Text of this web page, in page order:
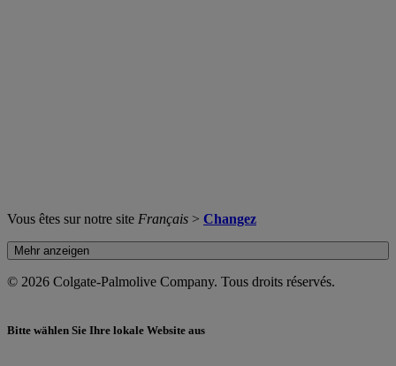
Vous êtes sur notre site Français > Changez
Mehr anzeigen
© 2026 Colgate-Palmolive Company. Tous droits réservés.
Bitte wählen Sie Ihre lokale Website aus